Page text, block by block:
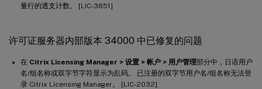
量行的透支计数。 [LIC-3651]
许可证服务器内部版本 34000 中已修复的问题
在 Citrix Licensing Manager > 设置 > 帐户 > 用户管理部分中，日语用户
名/组名称或双字节字符显示为乱码。 已注册的双字节用户名/组名称无法登
录 Citrix Licensing Manager。 [LIC-2032]